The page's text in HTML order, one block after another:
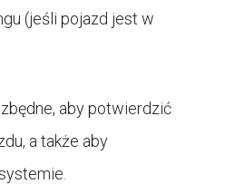
(jeśli pojazd jest w
aby potwierdzić
a także aby